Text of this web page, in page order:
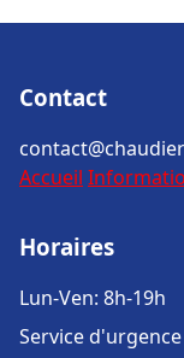
Contact
Accueil
Horaires
Lun-Ven: 8h-19h
Service